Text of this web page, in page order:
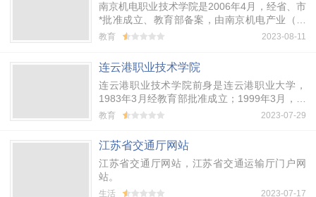
南京机电职业技术学院是2006年4月，经省、市
*批准成立、教育部备案，由南京机电产业（集
团）公司举办的一所市属公办高等职业技术学
教育 2023-08-11
连云港职业技术学院
连云港职业技术学院前身是连云港职业大学，
1983年3月经教育部批准成立；1999年3月，连
云港职业大学与连云港市职教中心合并，更名为
教育 2023-07-29
江苏省交通厅网站
江苏省交通厅网站，江苏省交通运输厅门户网
站。
生活 2023-07-17